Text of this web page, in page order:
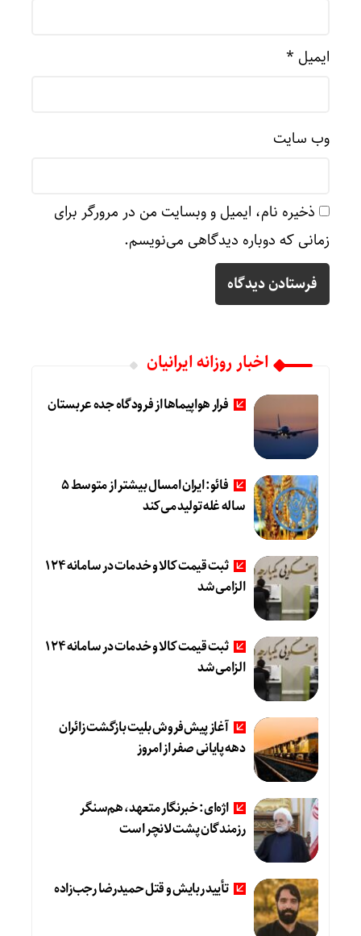
ایمیل *
وب‌ سایت
ذخیره نام، ایمیل و وبسایت من در مرورگر برای
زمانی که دوباره دیدگاهی می‌نویسم.
اخبار روزانه ایرانیان
فرار هواپیماها از فرودگاه جده عربستان
فائو: ایران امسال بیشتر از متوسط 5
ساله غله تولید می‌کند
ثبت قیمت کالا و خدمات در سامانه 124
الزامی شد
ثبت قیمت کالا و خدمات در سامانه 124
الزامی شد
آغاز پیش‌فروش بلیت بازگشت زائران
دهه پایانی صفر از امروز
اژه‌ای: خبرنگار متعهد، هم‌سنگر
رزمندگان پشت لانچر است
تأیید ربایش و قتل حمیدرضا رجب‌زاده